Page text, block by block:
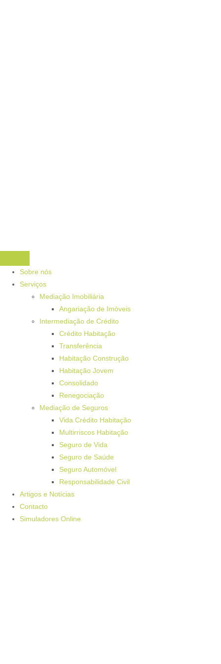
Sobre nós
Serviços
Mediação Imobiliária
Angariação de Imóveis
Intermediação de Crédito
Crédito Habitação
Transferência
Habitação Construção
Habitação Jovem
Consolidado
Renegociação
Mediação de Seguros
Vida Crédito Habitação
Multirriscos Habitação
Seguro de Vida
Seguro de Saúde
Seguro Automóvel
Responsabilidade Civil
Artigos e Notícias
Contacto
Simuladores Online